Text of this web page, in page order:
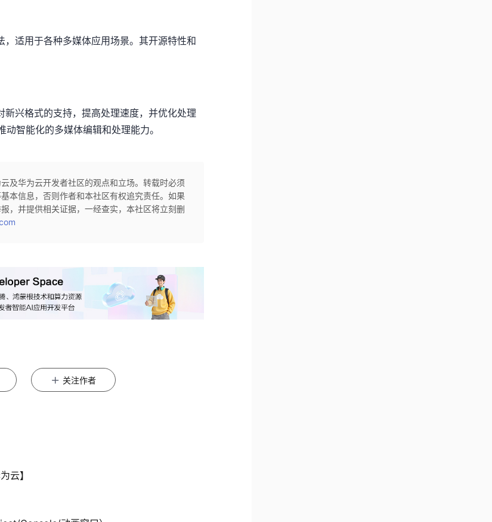
适用于各种多媒体应用场景。其开源特性和
兴格式的支持，提高处理速度，并优化处理
智能化的多媒体编辑和处理能力。
及华为云开发者社区的观点和立场。转载时必须
本信息，否则作者和本社区有权追究责任。如果
，并提供相关证据，一经查实，本社区将立刻删
关注作者
云】